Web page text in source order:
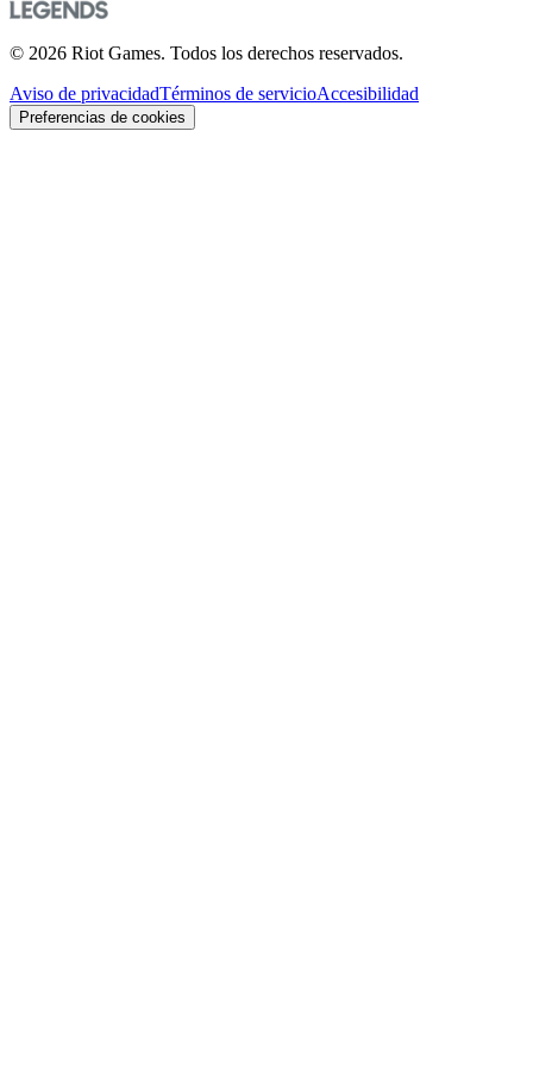
© 2026 Riot Games. Todos los derechos reservados.
Aviso de privacidadTérminos de servicioAccesibilidad
Preferencias de cookies